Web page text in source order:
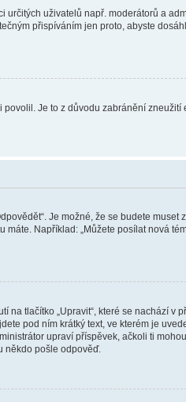
uživatelů např. moderátorů a
přispíváním jen proto, abyste
Je to z důvodu zabránění zneužití
Je možné, že se budete muset
Například: „Můžete posílat nová
tlačítko „Upravit“, které se nachází v
pod ním krátký text, ve kterém je
upraví příspěvek, ačkoli ti
někdo pošle odpověď.